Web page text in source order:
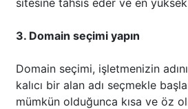
3. Domain seçimi yapın
Domain seçimi, işletmenizin
kalıcı bir alan adı seçmekle
mümkün olduğunca kısa ve öz